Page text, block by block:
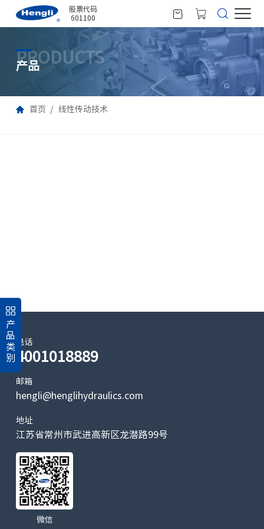
股票代码
601100
PRODUCTS
产品
首页 线性传动技术
产
品
类
别
电话
4001018889
邮箱
hengli@henglihydraulics.com
地址
江苏省常州市武进高新区龙潜路99号
微信